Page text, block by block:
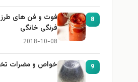
فوت و فن های طرز تهیه رب گوجه
فرنگی خانگی
2018-10-08
خواص و مضرات تخم شربتي